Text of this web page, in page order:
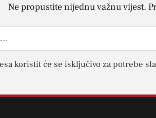
Ne propustite nijednu važnu vijest.
koristit će se isključivo za potrebe